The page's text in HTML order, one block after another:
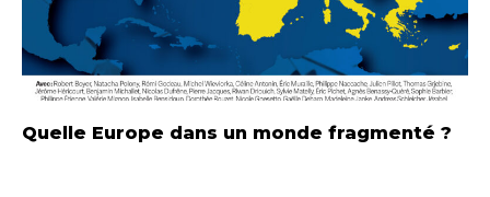
Quelle Europe dans un monde fragmenté ?